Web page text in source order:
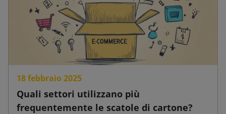
18 febbraio 2025
Quali settori utilizzano più
frequentemente le scatole di cartone?